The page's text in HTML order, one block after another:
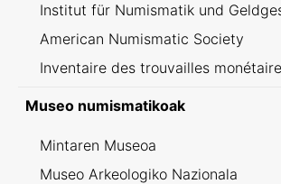
Institut für Numismatik und
American Numismatic Society
Inventaire des trouvailles
Museo numismatikoak
Mintaren Museoa
Museo Arkeologiko Nazionala